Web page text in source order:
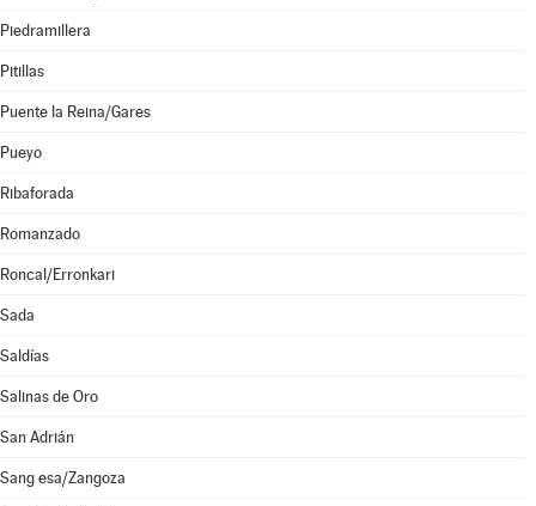
Piedramillera
Pitillas
Puente la Reina/Gares
Pueyo
Ribaforada
Romanzado
Roncal/Erronkari
Sada
Saldías
Salinas de Oro
San Adrián
Sang esa/Zangoza